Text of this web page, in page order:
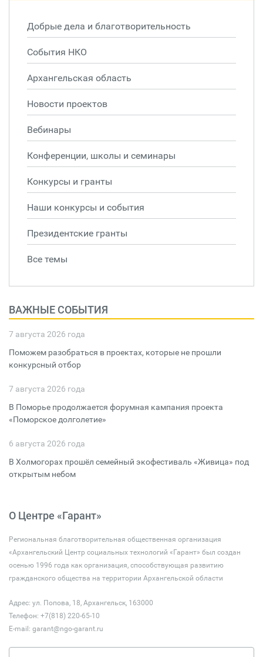
Добрые дела и благотворительность
События НКО
Архангельская область
Новости проектов
Вебинары
Конференции, школы и семинары
Конкурсы и гранты
Наши конкурсы и события
Президентские гранты
Все темы
ВАЖНЫЕ СОБЫТИЯ
7 августа 2026 года
Поможем разобраться в проектах, которые не прошли
конкурсный отбор
7 августа 2026 года
В Поморье продолжается форумная кампания проекта
«Поморское долголетие»
6 августа 2026 года
В Холмогорах прошёл семейный экофестиваль «Живица» под
открытым небом
О Центре «Гарант»
Региональная благотворительная общественная организация
«Архангельский Центр социальных технологий «Гарант» был создан
осенью 1996 года как организация, способствующая развитию
гражданского общества на территории Архангельской области
Адрес: ул. Попова, 18, Архангельск, 163000
Телефон: +7(818) 220-65-10
E-mail: garant@ngo-garant.ru